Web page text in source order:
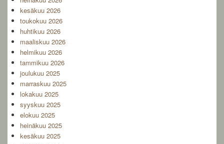
kesäkuu 2026
toukokuu 2026
huhtikuu 2026
maaliskuu 2026
helmikuu 2026
tammikuu 2026
joulukuu 2025
marraskuu 2025
lokakuu 2025
syyskuu 2025
elokuu 2025
heinäkuu 2025
kesäkuu 2025